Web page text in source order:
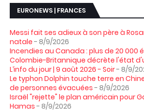
EURONEWS | FRANCES
Messi fait ses adieux à son père à
natale - 8/9/2026
Incendies au Canada : plus de 20 000
Colombie-Britannique décrète l'état
L’info du jour | 9 août 2026 - Soir- 8/9/
Le typhon Dolphin touche terre en
de personnes évacuées - 8/9/2026
Israël "rejette" le plan américain pour
Hamas - 8/9/2026